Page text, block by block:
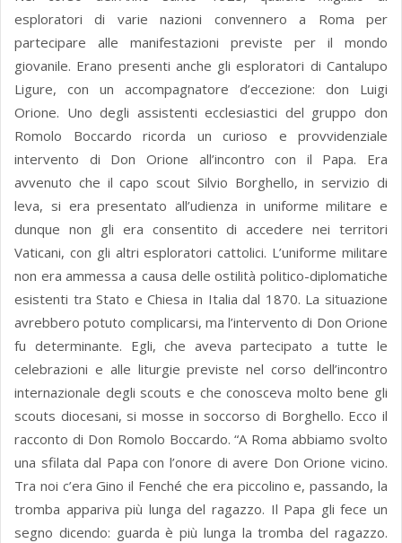
esploratori di varie nazioni convennero a Roma per
partecipare alle manifestazioni previste per il mondo
giovanile. Erano presenti anche gli esploratori di Cantalupo
Ligure, con un accompagnatore d’eccezione: don Luigi
Orione. Uno degli assistenti ecclesiastici del gruppo don
Romolo Boccardo ricorda un curioso e provvidenziale
intervento di Don Orione all’incontro con il Papa. Era
avvenuto che il capo scout Silvio Borghello, in servizio di
leva, si era presentato all’udienza in uniforme militare e
dunque non gli era consentito di accedere nei territori
Vaticani, con gli altri esploratori cattolici. L’uniforme militare
non era ammessa a causa delle ostilità politico-diplomatiche
esistenti tra Stato e Chiesa in Italia dal 1870. La situazione
avrebbero potuto complicarsi, ma l’intervento di Don Orione
fu determinante. Egli, che aveva partecipato a tutte le
celebrazioni e alle liturgie previste nel corso dell’incontro
internazionale degli scouts e che conosceva molto bene gli
scouts diocesani, si mosse in soccorso di Borghello. Ecco il
racconto di Don Romolo Boccardo. “A Roma abbiamo svolto
una sfilata dal Papa con l’onore di avere Don Orione vicino.
Tra noi c’era Gino il Fenché che era piccolino e, passando, la
tromba appariva più lunga del ragazzo. Il Papa gli fece un
segno dicendo: guarda è più lunga la tromba del ragazzo.